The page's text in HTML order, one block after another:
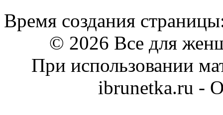
Время создания
© 2026 Все для
При использовании
ibrunetka.ru